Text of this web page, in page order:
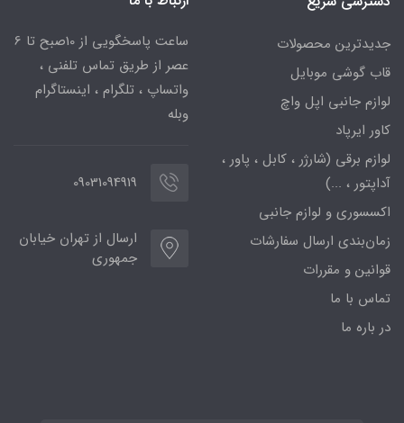
جدیدترین محصولات
قاب گوشی موبایل
لوازم جانبی اپل واچ
کاور ایرپاد
لوازم برقی (شارژر ، کابل ، پاور ،
آداپتور ، ...)
اکسسوری و لوازم جانبی
زمان‌بندی ارسال سفارشات
قوانین و مقررات
تماس با ما
در باره ما
ساعت پاسخگویی از 10صبح تا 6
عصر از طریق تماس تلفنی ،
واتساپ ، تلگرام ، اینستاگرام
وبله
09031094919
ارسال از تهران خیابان
جمهوری